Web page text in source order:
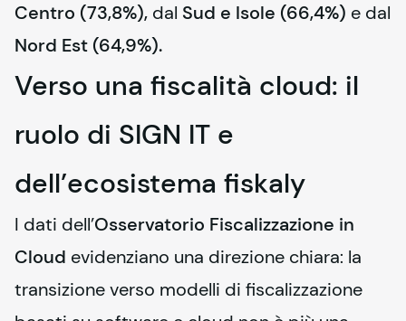
Centro (73,8%), dal Sud e Isole (66,4%)
Nord Est (64,9%).
Verso una fiscalità cloud: il
ruolo di SIGN IT e
dell’ecosistema fiskaly
I dati dell’Osservatorio Fiscalizzazione in
Cloud evidenziano una direzione chiara: la
transizione verso modelli di fiscalizzazione